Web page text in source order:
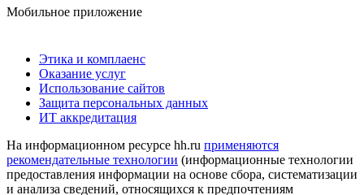
Мобильное приложение
Этика и комплаенс
Оказание услуг
Использование сайтов
Защита персональных данных
ИТ аккредитация
На информационном ресурсе hh.ru применяются
рекомендательные технологии (информационные технологии
предоставления информации на основе сбора, систематизации
и анализа сведений, относящихся к предпочтениям